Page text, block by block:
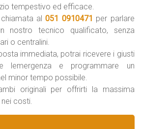
tempestivo ed efficace.
chiamata al051 0910471 per parlare
nostro tecnico qualificato, senza
o centralini.
immediata, potrai ricevere i giusti
lemergenza e programmare un
minor tempo possibile.
originali per offrirti la massima
costi.